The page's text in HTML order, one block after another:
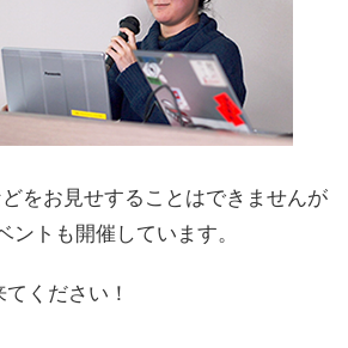
をお見せすることはできませんが
ントも開催しています。
ください！